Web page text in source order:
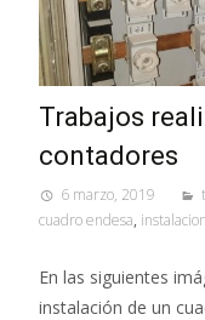
Trabajos
contadores
6 marzo, 2019
cuadro endesa, instalacion
En las siguientes
instalación de un